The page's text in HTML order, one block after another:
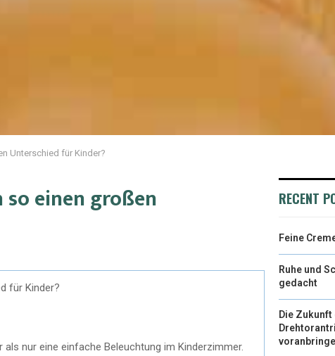
Unterschied für Kinder?
einen großen
für Kinder?
nur eine einfache Beleuchtung im Kinderzimmer.
RECENT
Feine
Ruhe und
gedacht
Die